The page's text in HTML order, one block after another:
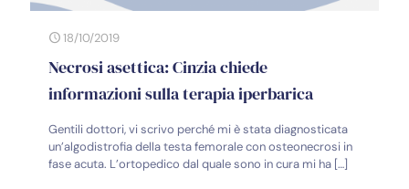
18/10/2019
Necrosi asettica: Cinzia chiede
informazioni sulla terapia iperbarica
Gentili dottori, vi scrivo perché mi è stata diagnosticata
un’algodistrofia della testa femorale con osteonecrosi in
fase acuta. L’ortopedico dal quale sono in cura mi ha […]